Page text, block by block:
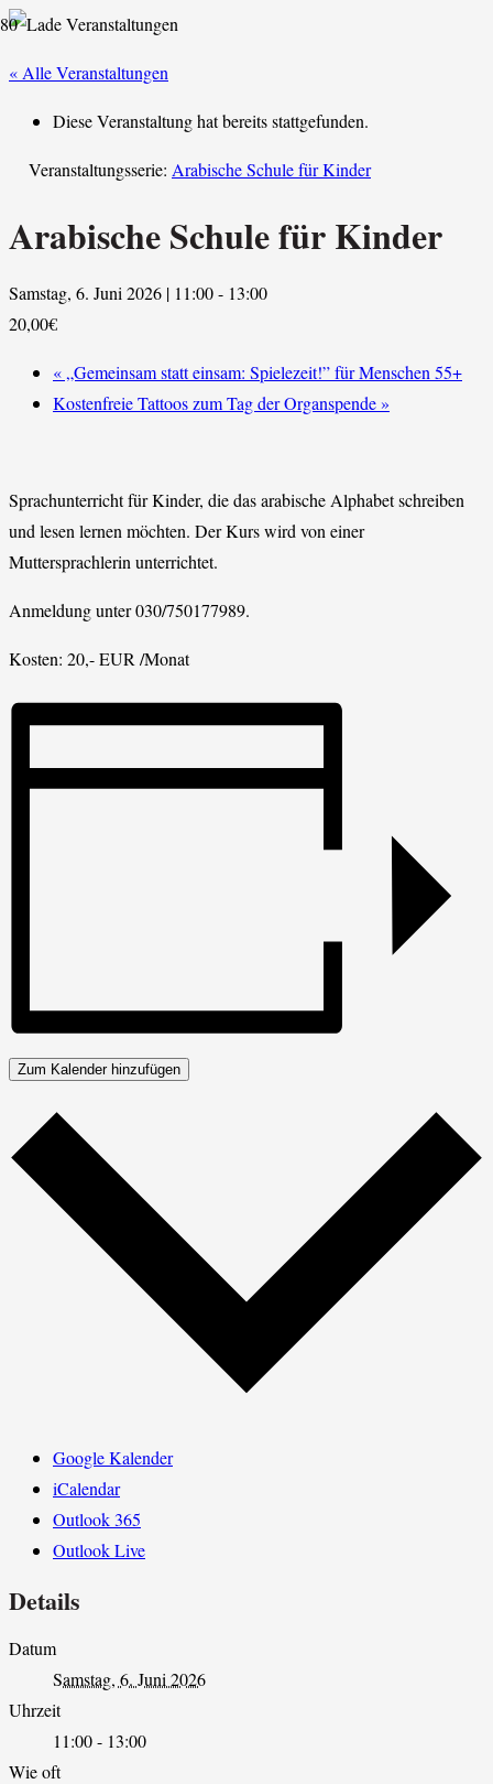
« Alle Veranstaltungen
Diese Veranstaltung hat bereits stattgefunden.
Veranstaltungsserie: Arabische Schule für Kinder
Arabische Schule für Kinder
Samstag, 6. Juni 2026 | 11:00- 13:00
20,00€
« „Gemeinsam statt einsam: Spielezeit!” für Menschen 55+
Kostenfreie Tattoos zum Tag der Organspende»
Sprachunterricht für Kinder, die das arabische Alphabet schreiben
und lesen lernen möchten. Der Kurs wird von einer
Muttersprachlerin unterrichtet.
Anmeldung unter 030/750177989.
Kosten: 20,- EUR /Monat
Zum Kalender hinzufügen
Google Kalender
iCalendar
Outlook 365
Outlook Live
Details
Datum
Samstag, 6. Juni 2026
Uhrzeit
11:00 - 13:00
Wie oft